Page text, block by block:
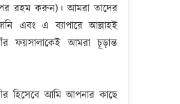
রহম করুন)। আমরা তাদের
এবং এ ব্যাপারে আল্লাহই
ফয়সালাকেই আমরা চূড়ান্ত
হিসেবে আমি আপনার কাছে